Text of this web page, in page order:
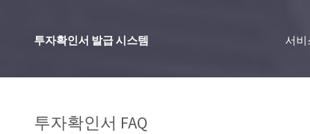
투자확인서 발급 시스템 서비
투자확인서 FAQ